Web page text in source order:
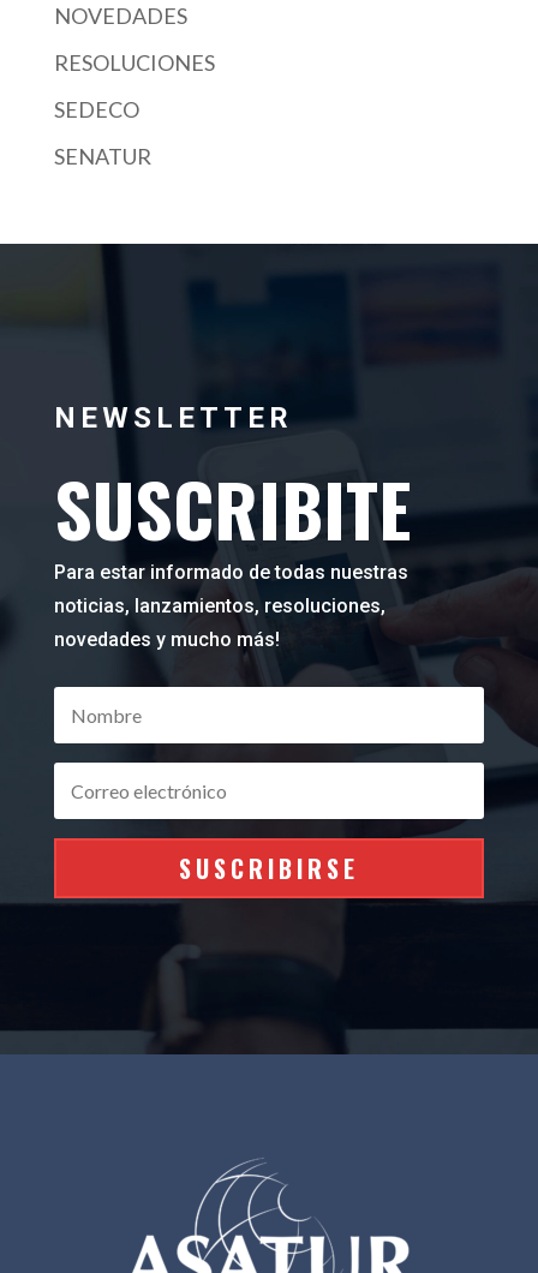
NOVEDADES
RESOLUCIONES
SEDECO
SENATUR
NEWSLETTER
SUSCRIBITE
Para estar informado de todas nuestras
noticias, lanzamientos, resoluciones,
novedades y mucho más!
SUSCRIBIRSE